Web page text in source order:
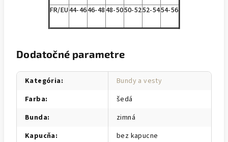
FR/EU44-4646-4848-5050-5252-5454-56
Dodatočné parametre
Kategória:
Bundy a vesty
Farba:
šedá
Bunda:
zimná
Kapucňa:
bez kapucne